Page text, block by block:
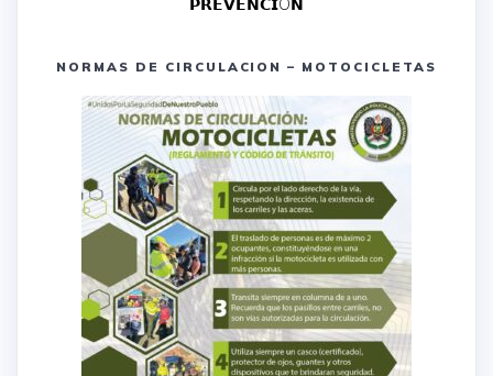
NORMAS DE CIRCULACION – MOTOCICLETAS